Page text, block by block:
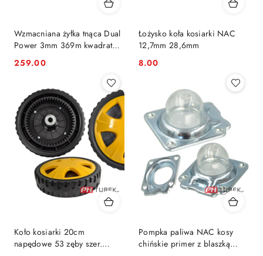
Wzmacniana żyłka tnąca Dual
Power 3mm 369m kwadrat
zbrojona Everest
Cena:
259.00
Łożysko koła kosiarki NAC
12,7mm 28,6mm
Cena:
8.00
Koło kosiarki 20cm
napędowe 53 zęby szer.
Pompka paliwa NAC kosy
chińskie primer z blaszką